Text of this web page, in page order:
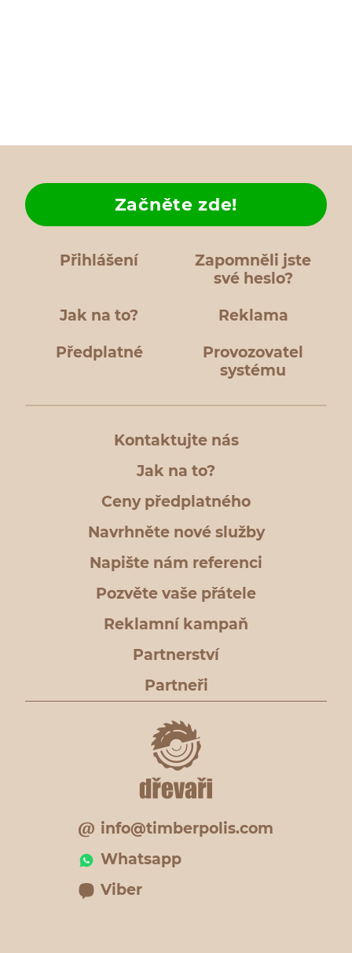
Přihlášení
Zapomněli jste
své heslo?
Jak na to?
Začněte zde!
Reklama
Předplatné
Provozovatel
systému
Kontaktujte nás
Jak na to?
Ceny předplatného
Navrhněte nové služby
Napište nám referenci
Pozvěte vaše přátele
Reklamní kampaň
Partnerství
Partneři
info@timberpolis.com
Whatsapp
Viber